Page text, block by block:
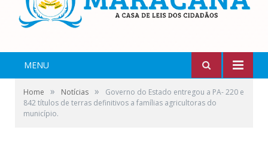
MENU
Home » Notícias »
Governo do Estado entregou a PA- 220 e
842 títulos de terras definitivos a famílias agricultoras do
município.